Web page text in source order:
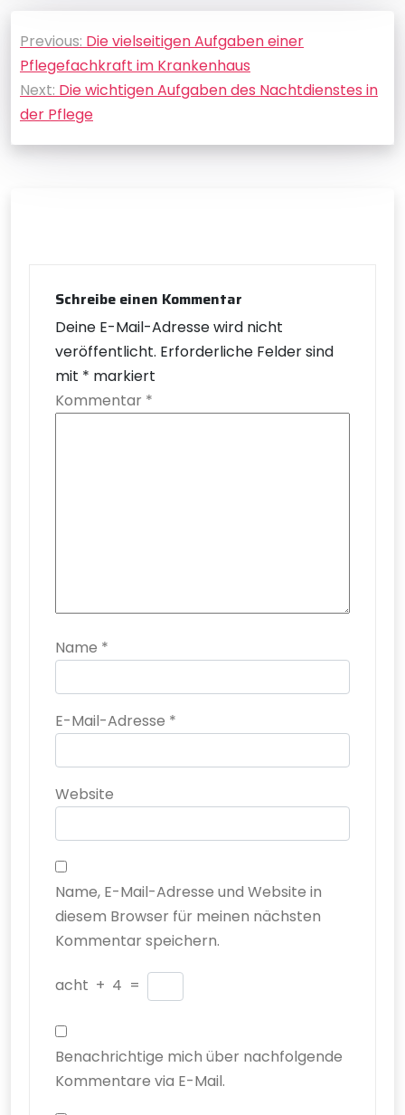
Beitragsnavigation
Previous: Die vielseitigen Aufgaben einer
Pflegefachkraft im Krankenhaus
Next: Die wichtigen Aufgaben des Nachtdienstes in
der Pflege
Schreibe einen Kommentar
Deine E-Mail-Adresse wird nicht
veröffentlicht. Erforderliche Felder sind
mit * markiert
Kommentar *
Name *
E-Mail-Adresse *
Website
Name, E-Mail-Adresse und Website in
diesem Browser für meinen nächsten
Kommentar speichern.
acht + 4 =
Benachrichtige mich über nachfolgende
Kommentare via E-Mail.